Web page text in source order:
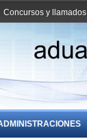
Concursos y llamados